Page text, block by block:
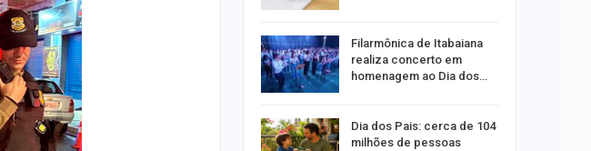
Filarmônica de Itabaiana
realiza concerto em
homenagem ao Dia dos…
Dia dos Pais: cerca de 104
milhões de pessoas